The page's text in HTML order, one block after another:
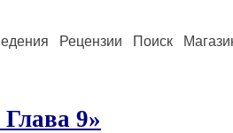
Рецензии Поиск
9»